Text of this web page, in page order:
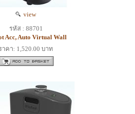
view
รหัส : 88701
Acc, Auto Virtual Wall
าคา: 1,520.00 บาท